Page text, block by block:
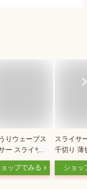
りウェーブス
ー スライサー
ス ◆送料無料
り ウェーブ
ップでみる
スライサ
千切り 薄
りスライ
きゅうり
ショッ